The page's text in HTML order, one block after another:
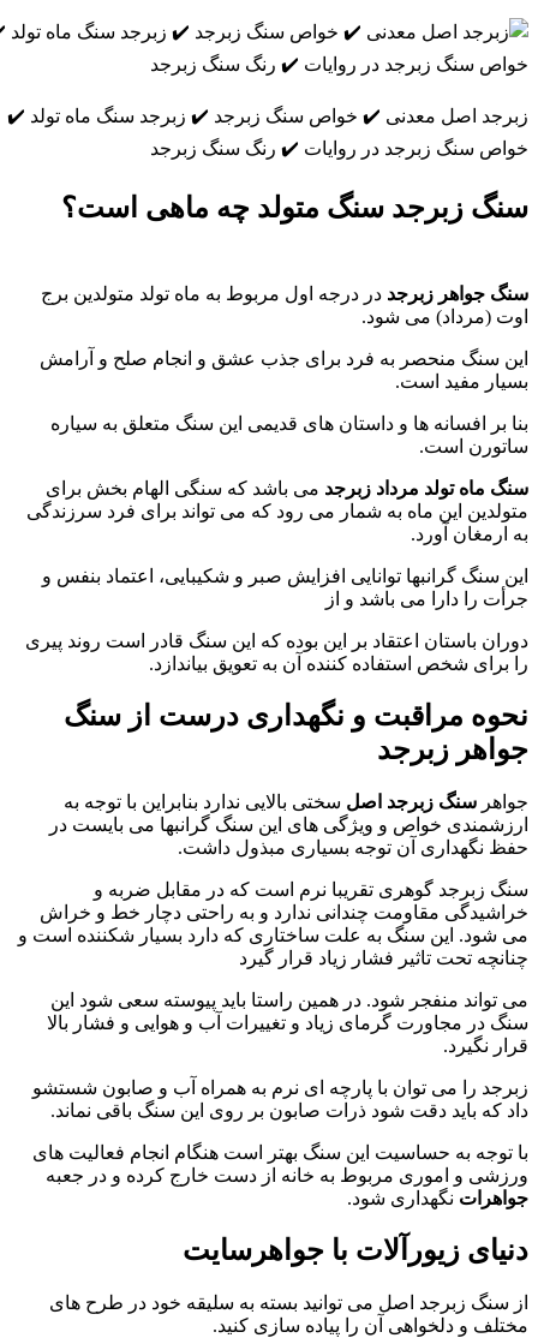
اصل معدنی ✔️ خواص سنگ زبرجد ✔️ زبرجد سنگ ماه تولد ✔️
سنگ زبرجد در روایات ✔️ رنگ سنگ زبرجد
زبرجد سنگ متولد چه ماهی است؟
جواهر زبرجددر درجه اول مربوط به ماه تولد متولدین برج
(مرداد) می شود.
سنگ منحصر به فرد برای جذب عشق و انجام صلح و آرامش
مفید است.
بر افسانه ها و داستان های قدیمی این سنگ متعلق به سیاره
است.
ماه تولد مرداد زبرجد می باشد که سنگی الهام بخش برای
این ماه به شمار می رود که می تواند برای فرد سرزندگی
آورد.
سنگ گرانبها توانایی افزایش صبر و شکیبایی، اعتماد بنفس و
را دارا می باشد و از
باستان اعتقاد بر این بوده که این سنگ قادر است روند پیری
شخص استفاده کننده آن به تعویق بیاندازد.
مراقبت و نگهداری درست از سنگ
زبرجد
سنگ زبرجد اصل سختی بالایی ندارد بنابراین با توجه به
خواص و ویژگی های این سنگ گرانبها می بایست در
نگهداری آن توجه بسیاری مبذول داشت.
زبرجد گوهری تقریبا نرم است که در مقابل ضربه و
مقاومت چندانی ندارد و به راحتی دچار خط و خراش
این سنگ به علت ساختاری که دارد بسیار شکننده است و
تحت تاثیر فشار زیاد قرار گیرد
منفجر شود. در همین راستا باید پیوسته سعی شود این
در مجاورت گرمای زیاد و تغییرات آب و هوایی و فشار بالا
نگیرد.
را می توان با پارچه ای نرم به همراه آب و صابون شستشو
که باید دقت شود ذرات صابون بر روی این سنگ باقی نماند.
به حساسیت این سنگ بهتر است هنگام انجام فعالیت های
و اموری مربوط به خانه از دست خارج کرده و در جعبه
نگهداری شود.
زیورآلات با جواهرسایت
زبرجد اصل می توانید بسته به سلیقه خود در طرح های
و دلخواهی آن را پیاده سازی کنید.